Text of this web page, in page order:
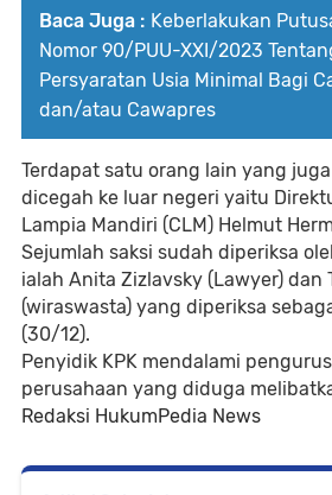
Baca Juga : Keberlakukan
Nomor 90/PUU-XXI/2023
Persyaratan Usia Minimal Bagi
dan/atau Cawapres
Terdapat satu orang lain yang
dicegah ke luar negeri yaitu
Lampia Mandiri (CLM) Helmut
Sejumlah saksi sudah diperiksa
ialah Anita Zizlavsky (Lawyer) dan
(wiraswasta) yang diperiksa
(30/12).
Penyidik KPK mendalami
perusahaan yang diduga
Redaksi HukumPedia News